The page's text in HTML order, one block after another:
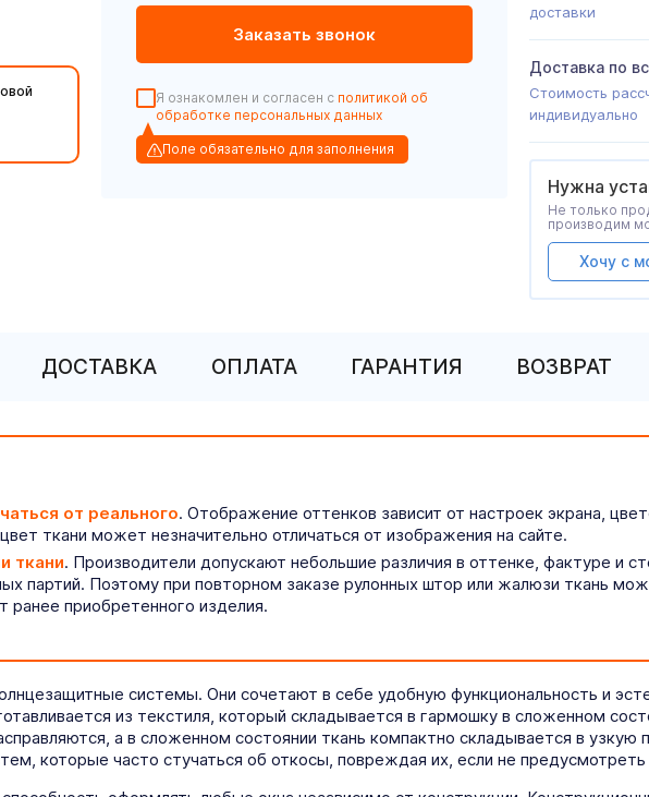
Я ознакомлен и согласен с политикой об
обработке персональных данных
Поле обязательно для заполнения
доставки
Доставка по
Стоимость
индивидуально
Нужна
Не только
производим
Хочу с
ДОСТАВКА ОПЛАТА ГАРАНТИЯ ВОЗВРАТ
от реального. Отображение оттенков зависит от настроек экрана,
ткани может незначительно отличаться от изображения на сайте.
ткани. Производители допускают небольшие различия в оттенке, фактуре и
партий. Поэтому при повторном заказе рулонных штор или жалюзи ткань
ранее приобретенного изделия.
системы. Они сочетают в себе удобную функциональность и
из текстиля, который складывается в гармошку в сложенном
а в сложенном состоянии ткань компактно складывается в узкую
которые часто стучаться об откосы, повреждая их, если не предусмотреть